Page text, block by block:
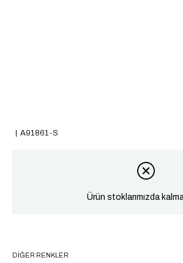
A91861-S
Ürün stoklarımızda
DIĞER RENKLER